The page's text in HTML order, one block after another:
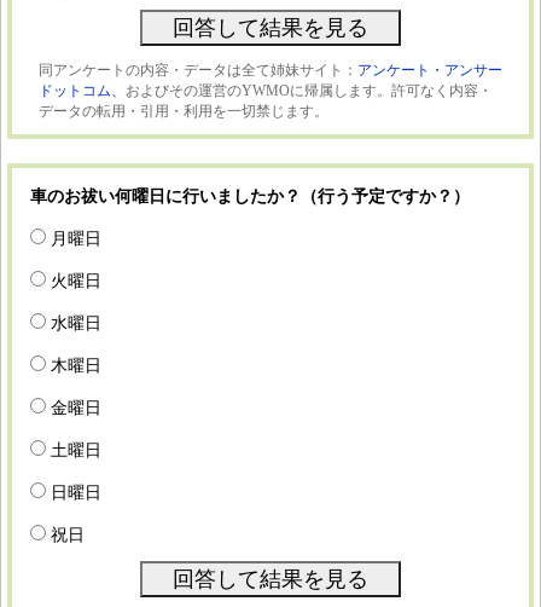
同アンケートの内容・データは全て姉妹サイト： アンケート・アンサー
ドットコム、 およびその運営のYWMOに帰属します。許可なく内容・
データの転用・引用・利用を一切禁じます。
車のお祓い何曜日に行いましたか？（行う予定ですか？）
月曜日
火曜日
水曜日
木曜日
金曜日
土曜日
日曜日
祝日